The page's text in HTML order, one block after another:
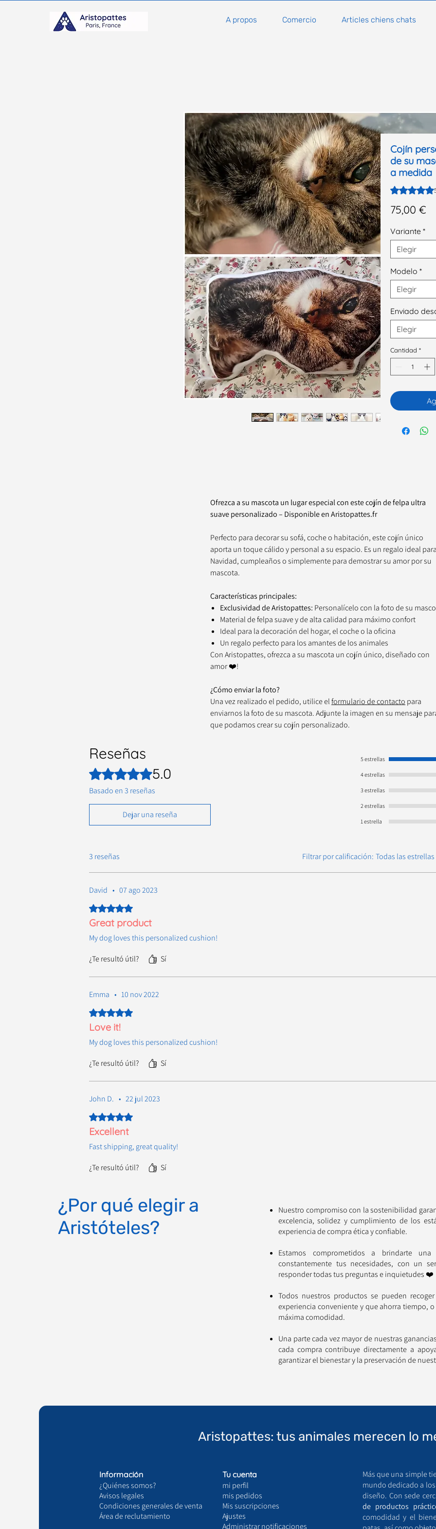
A propos Comercio Articles chiens chats
Cojín
de su
a medida
Según 3
75,00 €
Variante *
Elegir
Modelo *
Elegir
Enviado
Elegir
Cantidad *
Ofrezca a su mascota un lugar especial con este cojín de felpa ultra
suave personalizado – Disponible en Aristopattes.fr
Perfecto para decorar su sofá, coche o habitación, este cojín único
aporta un toque cálido y personal a su espacio. Es un regalo ideal
Navidad, cumpleaños o simplemente para demostrar su amor por su
mascota.
Características principales:
Exclusividad de Aristopattes: Personalícelo con la foto de su
Material de felpa suave y de alta calidad para máximo confort
Ideal para la decoración del hogar, el coche o la oficina
Un regalo perfecto para los amantes de los animales
Con Aristopattes, ofrezca a su mascota un cojín único, diseñado con
amor ❤️!
¿Cómo enviar la foto?
Una vez realizado el pedido, utilice elformulario de contacto para
enviarnos la foto de su mascota. Adjunte la imagen en su mensaje
que podamos crear su cojín personalizado.
Reseñas
Obtuvo 5 de 5 estrellas.
5.0
Basado en 3 reseñas
Dejar una reseña
5 estrellas
4 estrellas
3 estrellas
2 estrellas
1 estrella
3 reseñas Filtrar por calificación: Todas las estrellas
David • 07 ago 2023
Obtuvo 5 de 5 estrellas.
Great product
My dog loves this personalized cushion!
¿Te resultó útil? Sí
Emma • 10 nov 2022
Obtuvo 5 de 5 estrellas.
Love it!
My dog loves this personalized cushion!
¿Te resultó útil? Sí
John D. • 22 jul 2023
Obtuvo 5 de 5 estrellas.
Excellent
Fast shipping, great quality!
¿Te resultó útil? Sí
¿Por qué elegir a
Aristóteles?
Nuestro compromiso con la sostenibilidad
excelencia, solidez y cumplimiento de los
experiencia de compra ética y confiable.
Estamos comprometidos a brindarte una
constantemente tus necesidades, con un
responder todas tus preguntas e inquietudes ❤️
Todos nuestros productos se pueden
experiencia conveniente y que ahorra tiempo,
máxima comodidad.
Una parte cada vez mayor de nuestras
cada compra contribuye directamente a
garantizar el bienestar y la preservación de
Aristopattes: tus animales merecen lo
Información
¿Quiénes somos?
Avisos legales
Condiciones generales de venta
Área de reclutamiento
Tu cuenta
mi perfil
mis pedidos
Mis suscripciones
Ajustes
Administrar notificaciones
Más que una simple
mundo dedicado a
diseño. Con sede
de productos
comodidad y el